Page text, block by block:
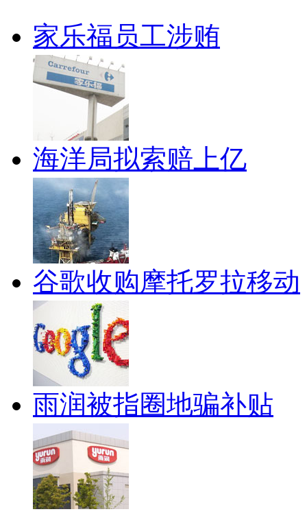
家乐福员工涉贿
海洋局拟索赔上亿
谷歌收购摩托罗拉移动
雨润被指圈地骗补贴